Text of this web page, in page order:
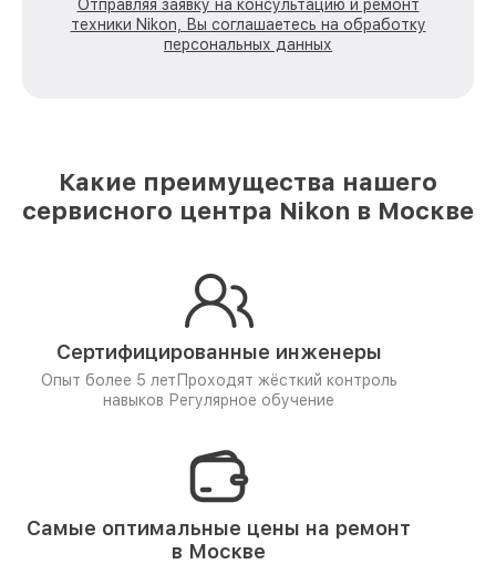
Отправляя заявку на консультацию и ремонт
техники Nikon, Вы соглашаетесь на обработку
персональных данных
Какие преимущества нашего
сервисного центра Nikon в Москве
Сертифицированные инженеры
Опыт более 5 лет Проходят жёсткий контроль
навыков Регулярное обучение
Самые оптимальные цены на ремонт
в Москве